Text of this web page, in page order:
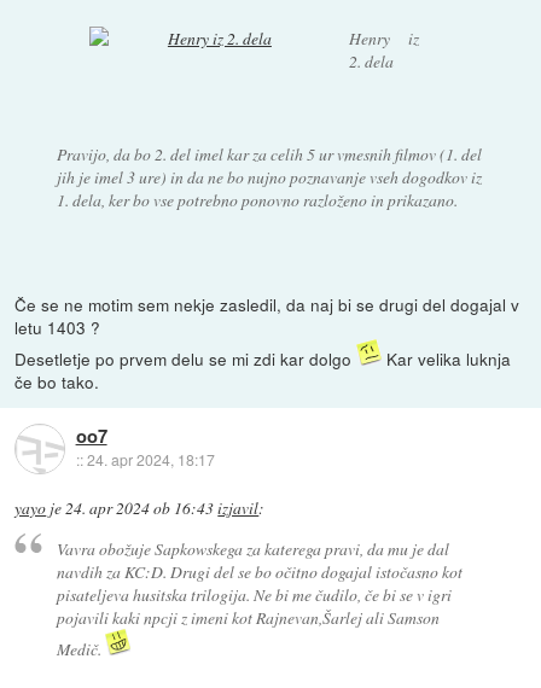
Henry iz
2. dela
Pravijo, da bo 2. del imel kar za celih 5 ur vmesnih filmov (1. del
jih je imel 3 ure) in da ne bo nujno poznavanje vseh dogodkov iz
1. dela, ker bo vse potrebno ponovno razloženo in prikazano.
Če se ne motim sem nekje zasledil, da naj bi se drugi del dogajal v
letu 1403 ?
Desetletje po prvem delu se mi zdi kar dolgo
Kar velika luknja
če bo tako.
oo7
::24. apr 2024, 18:17
yayo je24. apr 2024 ob 16:43izjavil:
Vavra obožuje Sapkowskega za katerega pravi, da mu je dal
navdih za KC:D. Drugi del se bo očitno dogajal istočasno kot
pisateljeva husitska trilogija. Ne bi me čudilo, če bi se v igri
pojavili kaki npcji z imeni kot Rajnevan,Šarlej ali Samson
Medič.